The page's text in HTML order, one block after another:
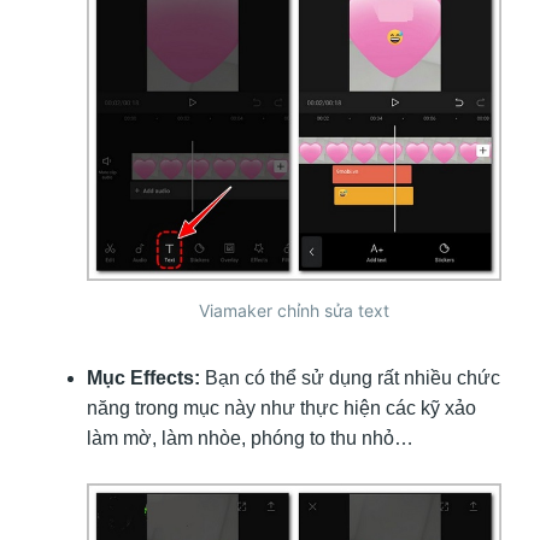
Viamaker chỉnh sửa text
Mục Effects: Bạn có thể sử dụng rất nhiều chức
năng trong mục này như thực hiện các kỹ xảo
làm mờ, làm nhòe, phóng to thu nhỏ…